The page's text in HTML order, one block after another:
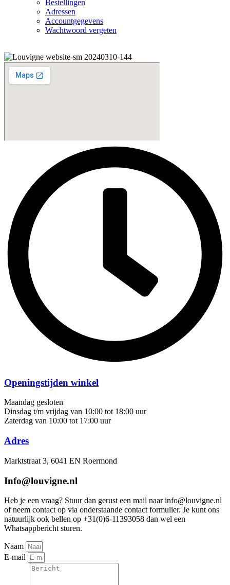
Bestellingen
Adressen
Accountgegevens
Wachtwoord vergeten
Openingstijden winkel
Maandag gesloten
Dinsdag t/m vrijdag van 10:00 tot 18:00 uur
Zaterdag van 10:00 tot 17:00 uur
Adres
Marktstraat 3, 6041 EN Roermond
Info@louvigne.nl
Heb je een vraag? Stuur dan gerust een mail naar info@louvigne.nl
of neem contact op via onderstaande contact formulier. Je kunt ons
natuurlijk ook bellen op +31(0)6-11393058 dan wel een
Whatsappbericht sturen.
Naam
E-mail